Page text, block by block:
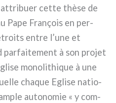
cet­te thè­se de
Pape François en per­
entre l’une et
par­fai­te­ment à son pro­jet
mono­li­thi­que à une
cha­que Eglise natio­
auto­no­mie « y com­